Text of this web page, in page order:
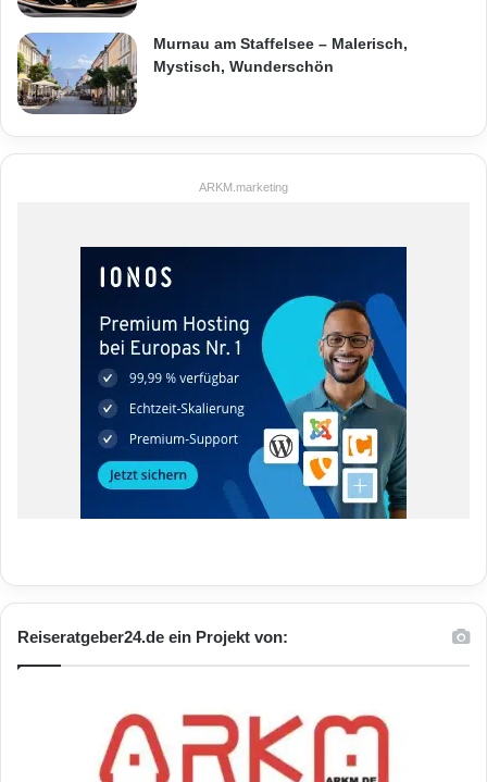
Murnau am Staffelsee – Malerisch,
Mystisch, Wunderschön
ARKM.marketing
Reiseratgeber24.de ein Projekt von: